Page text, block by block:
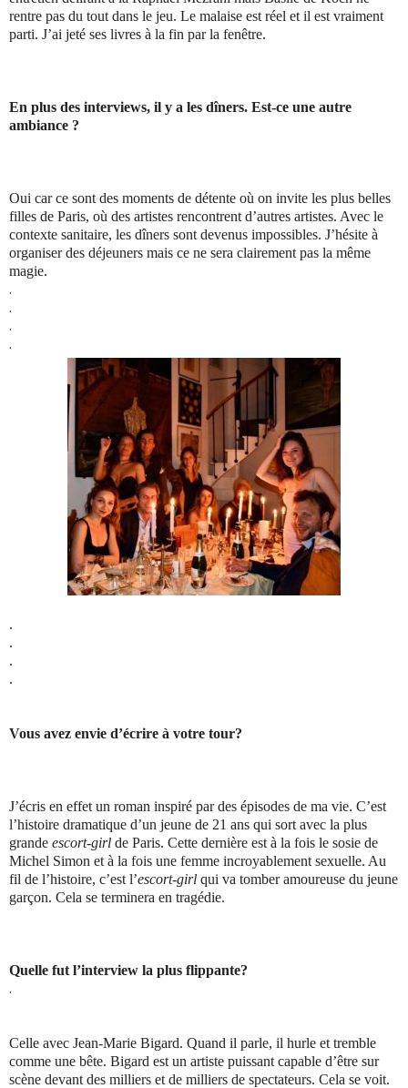
rentre pas du tout dans le jeu. Le malaise est réel et il est vraiment
parti. J’ai jeté ses livres à la fin par la fenêtre.
En plus des interviews, il y a les dîners. Est-ce une autre
ambiance ?
Oui car ce sont des moments de détente où on invite les plus belles
filles de Paris, où des artistes rencontrent d’autres artistes. Avec le
contexte sanitaire, les dîners sont devenus impossibles. J’hésite à
organiser des déjeuners mais ce ne sera clairement pas la même
magie.
.
.
.
.
.
.
.
.
Vous avez envie d’écrire à votre tour?
J’écris en effet un roman inspiré par des épisodes de ma vie. C’est
l’histoire dramatique d’un jeune de 21 ans qui sort avec la plus
grande escort-girl de Paris. Cette dernière est à la fois le sosie de
Michel Simon et à la fois une femme incroyablement sexuelle. Au
fil de l’histoire, c’est l’escort-girl qui va tomber amoureuse du jeune
garçon. Cela se terminera en tragédie.
Quelle fut l’interview la plus flippante?
.
Celle avec Jean-Marie Bigard. Quand il parle, il hurle et tremble
comme une bête. Bigard est un artiste puissant capable d’être sur
scène devant des milliers et de milliers de spectateurs. Cela se voit.